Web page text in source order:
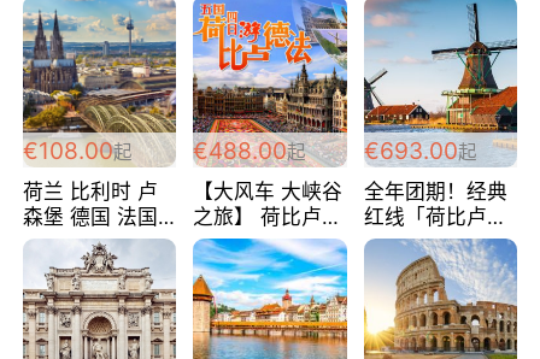
€108.00起
荷兰 比利时 卢
森堡 德国 法国
超爽玩遍西欧 循
环线 全程四星宾
馆 108欧/人/天
€488.00起
【大风车 大峡谷
之旅】 荷比卢德
法 巴黎上下 经
典五国四日游
488欧/人
€693.00起
全年团期！经典
红线「荷比卢德
法」七天循环 五
国 仅售99欧/人/
天！巴黎上下！
包拼房~